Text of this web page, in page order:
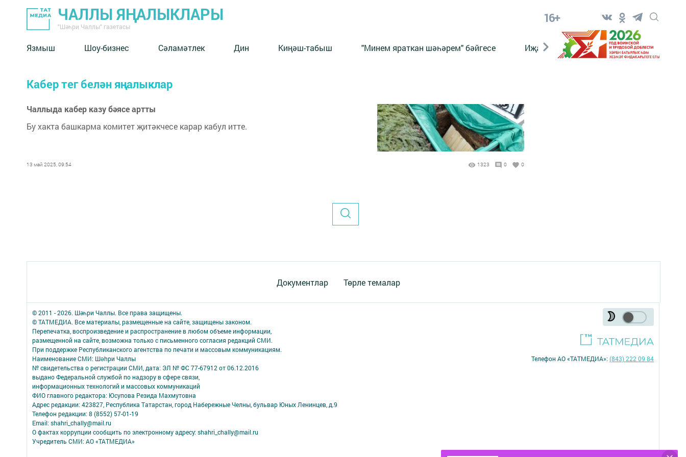
ЧАЛЛЫ ЯҢАЛЫКЛАРЫ
"Шәһри Чаллы" газетасы
16+
Язмыш Шоу-бизнес Сәламәтлек Дин Киңәш-табыш "Минем яраткан шәһәрем" бәйгесе Иҗат Реклама Онлайн
Кабер тег белән яңалыклар
Чаллыда кабер казу бәясе артты
Бу хакта башкарма комитет җитәкчесе карар кабул итте.
13 май 2025, 09:54 1323 0 0
Документлар Төрле темалар
© 2011 - 2026. Шәһри Чаллы. Все права защищены.
© ТАТМЕДИА. Все материалы, размещенные на сайте, защищены законом.
Перепечатка, воспроизведение и распространение в любом объеме информации,
размещенной на сайте, возможна только с письменного согласия редакций СМИ.
При поддержке Республиканского агентства по печати и массовым коммуникациям.
Наименование СМИ: Шəhри Чаллы
№ свидетельства о регистрации СМИ, дата: ЭЛ № ФС 77-67912 от 06.12.2016
выдано Федеральной службой по надзору в сфере связи,
информационных технологий и массовых коммуникаций
ФИО главного редактора: Юсупова Резида Махмутовна
Адрес редакции: 423827, Республика Татарстан, город Набережные Челны, бульвар Юных Ленинцев, д.9
Телефон редакции: 8 (8552) 57-01-19
Email: shahri_chally@mail.ru
О фактах коррупции сообщить по электронному адресу: shahri_chally@mail.ru
Учредитель СМИ: АО «ТАТМЕДИА»
Телефон АО «ТАТМЕДИА»:(843) 222 09 84